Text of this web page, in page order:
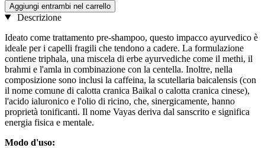
Aggiungi entrambi nel carrello
Descrizione
Ideato come trattamento pre-shampoo, questo impacco ayurvedico è
ideale per i capelli fragili che tendono a cadere. La formulazione
contiene triphala, una miscela di erbe ayurvediche come il methi, il
brahmi e l'amla in combinazione con la centella. Inoltre, nella
composizione sono inclusi la caffeina, la scutellaria baicalensis (con
il nome comune di calotta cranica Baikal o calotta cranica cinese),
l'acido ialuronico e l'olio di ricino, che, sinergicamente, hanno
proprietà tonificanti. Il nome Vayas deriva dal sanscrito e significa
energia fisica e mentale.
Modo d'uso: